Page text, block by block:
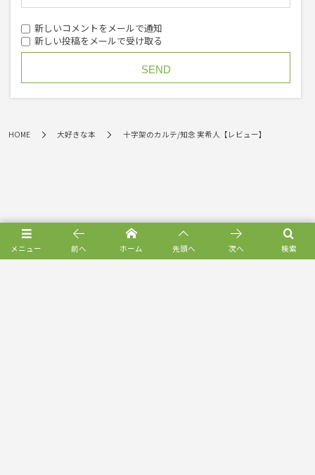
新しいコメントをメールで通知
新しい投稿をメールで受け取る
HOME 大好きな本 十字架のカルテ/知念 実希人【レビュー】
メニュー 検索
前へ ホーム 先頭へ 次へ